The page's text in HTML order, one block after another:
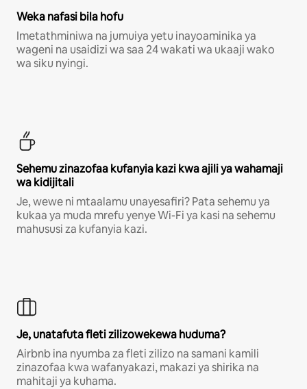
Weka nafasi bila hofu
Imetathminiwa na jumuiya yetu inayoaminika ya
wageni na usaidizi wa saa 24 wakati wa ukaaji wako
wa siku nyingi.
Sehemu zinazofaa kufanyia kazi kwa ajili ya wahamaji
wa kidijitali
Je, wewe ni mtaalamu unayesafiri? Pata sehemu ya
kukaa ya muda mrefu yenye Wi-Fi ya kasi na sehemu
mahususi za kufanyia kazi.
Je, unatafuta fleti zilizowekewa huduma?
Airbnb ina nyumba za fleti zilizo na samani kamili
zinazofaa kwa wafanyakazi, makazi ya shirika na
mahitaji ya kuhama.